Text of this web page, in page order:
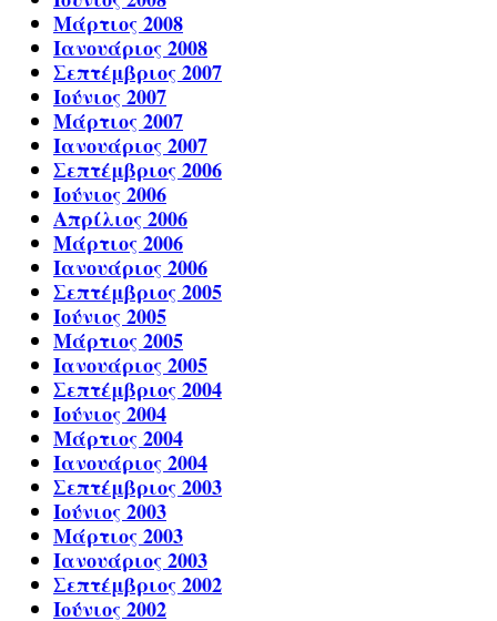
Μάρτιος 2008
Ιανουάριος 2008
Σεπτέμβριος 2007
Ιούνιος 2007
Μάρτιος 2007
Ιανουάριος 2007
Σεπτέμβριος 2006
Ιούνιος 2006
Απρίλιος 2006
Μάρτιος 2006
Ιανουάριος 2006
Σεπτέμβριος 2005
Ιούνιος 2005
Μάρτιος 2005
Ιανουάριος 2005
Σεπτέμβριος 2004
Ιούνιος 2004
Μάρτιος 2004
Ιανουάριος 2004
Σεπτέμβριος 2003
Ιούνιος 2003
Μάρτιος 2003
Ιανουάριος 2003
Σεπτέμβριος 2002
Ιούνιος 2002